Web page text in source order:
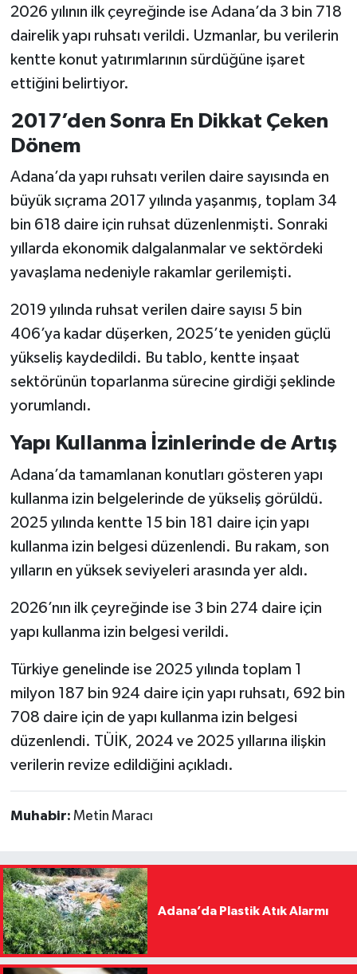
2026 yılının ilk çeyreğinde ise Adana’da 3 bin 718
dairelik yapı ruhsatı verildi. Uzmanlar, bu verilerin
kentte konut yatırımlarının sürdüğüne işaret
ettiğini belirtiyor.
2017’den Sonra En Dikkat Çeken
Dönem
Adana’da yapı ruhsatı verilen daire sayısında en
büyük sıçrama 2017 yılında yaşanmış, toplam 34
bin 618 daire için ruhsat düzenlenmişti. Sonraki
yıllarda ekonomik dalgalanmalar ve sektördeki
yavaşlama nedeniyle rakamlar gerilemişti.
2019 yılında ruhsat verilen daire sayısı 5 bin
406’ya kadar düşerken, 2025’te yeniden güçlü
yükseliş kaydedildi. Bu tablo, kentte inşaat
sektörünün toparlanma sürecine girdiği şeklinde
yorumlandı.
Yapı Kullanma İzinlerinde de Artış
Adana’da tamamlanan konutları gösteren yapı
kullanma izin belgelerinde de yükseliş görüldü.
2025 yılında kentte 15 bin 181 daire için yapı
kullanma izin belgesi düzenlendi. Bu rakam, son
yılların en yüksek seviyeleri arasında yer aldı.
2026’nın ilk çeyreğinde ise 3 bin 274 daire için
yapı kullanma izin belgesi verildi.
Türkiye genelinde ise 2025 yılında toplam 1
milyon 187 bin 924 daire için yapı ruhsatı, 692 bin
708 daire için de yapı kullanma izin belgesi
düzenlendi. TÜİK, 2024 ve 2025 yıllarına ilişkin
verilerin revize edildiğini açıkladı.
Muhabir: Metin Maracı
Adana’da Plastik Atık Alarmı